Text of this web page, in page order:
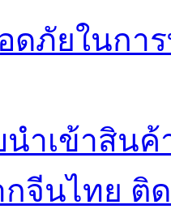
ดภัยในกา
นำเข้าสิน
กจีนไทย ติ